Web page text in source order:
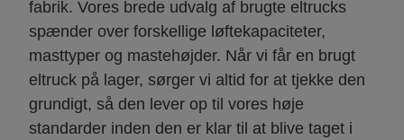
fabrik. Vores brede udvalg af brugte eltrucks
spænder over forskellige løftekapaciteter,
masttyper og mastehøjder. Når vi får en brugt
eltruck på lager, sørger vi altid for at tjekke den
grundigt, så den lever op til vores høje
standarder inden den er klar til at blive taget i